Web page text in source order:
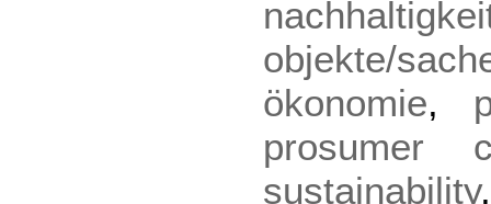
objekte/
ökonomie,
prosumer
sustainability